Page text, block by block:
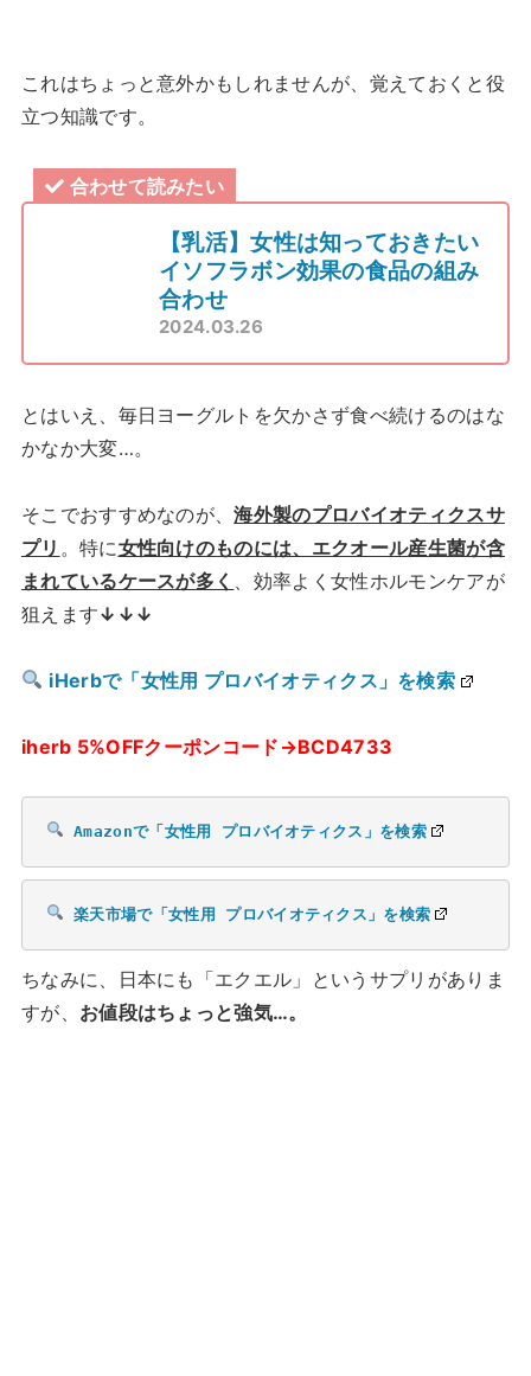
これはちょっと意外かもしれませんが、覚えておくと役
立つ知識です。
合わせて読みたい
【乳活】女性は知っておきたい
イソフラボン効果の食品の組み
合わせ
2024.03.26
とはいえ、毎日ヨーグルトを欠かさず食べ続けるのはな
かなか大変…。
そこでおすすめなのが、海外製のプロバイオティクスサ
プリ 。特に女性向けのものには、エクオール産生菌が含
まれているケースが多く
、効率よく女性ホルモンケアが
狙えます↓↓↓
iHerbで「女性用 プロバイオティクス」を検索
iherb 5%OFFクーポンコード→BCD4733
Amazonで「女性用 プロバイオティクス」を検索
楽天市場で「女性用 プロバイオティクス」を検索
ちなみに、日本にも「エクエル」というサプリがありま
すが、 お値段はちょっと強気…。